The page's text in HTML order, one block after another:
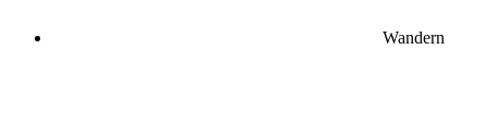
Wandern